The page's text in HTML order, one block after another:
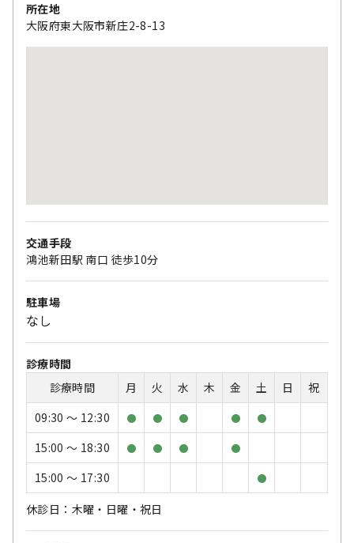
所在地
大阪府東大阪市新庄2-8-13
交通手段
鴻池新田駅 南口 徒歩10分
駐車場
なし
診療時間
診療時間
月 火 水 木 金 土 日
祝
09:30 〜 12:30
● ● ● ● ●
15:00 〜 18:30 ● ● ● ●
15:00 〜 17:30 ●
休診日：木曜・日曜・祝日